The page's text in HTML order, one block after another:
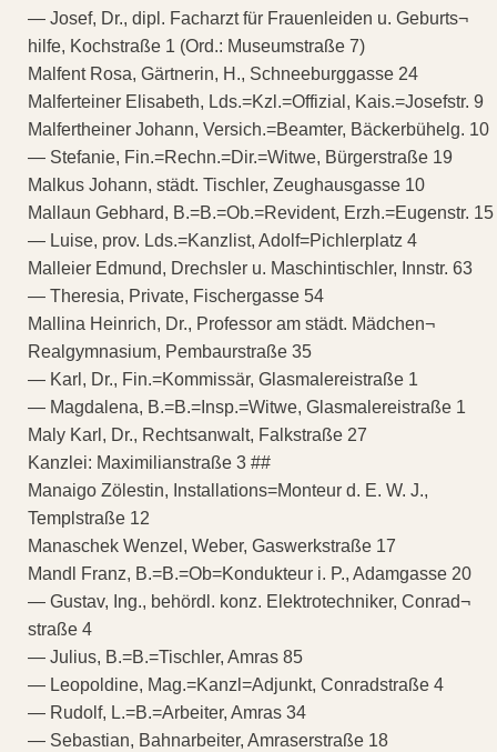
— Josef, Dr., dipl. Facharzt für Frauenleiden u. Geburts¬
hilfe, Kochstraße 1 (Ord.: Museumstraße 7)
Malfent Rosa, Gärtnerin, H., Schneeburggasse 24
Malferteiner Elisabeth, Lds.=Kzl.=Offizial, Kais.=Josefstr. 9
Malfertheiner Johann, Versich.=Beamter, Bäckerbühelg. 10
— Stefanie, Fin.=Rechn.=Dir.=Witwe, Bürgerstraße 19
Malkus Johann, städt. Tischler, Zeughausgasse 10
Mallaun Gebhard, B.=B.=Ob.=Revident, Erzh.=Eugenstr. 15
— Luise, prov. Lds.=Kanzlist, Adolf=Pichlerplatz 4
Malleier Edmund, Drechsler u. Maschintischler, Innstr. 63
— Theresia, Private, Fischergasse 54
Mallina Heinrich, Dr., Professor am städt. Mädchen¬
Realgymnasium, Pembaurstraße 35
— Karl, Dr., Fin.=Kommissär, Glasmalereistraße 1
— Magdalena, B.=B.=Insp.=Witwe, Glasmalereistraße 1
Maly Karl, Dr., Rechtsanwalt, Falkstraße 27
Kanzlei: Maximilianstraße 3 ##
Manaigo Zölestin, Installations=Monteur d. E. W. J.,
Templstraße 12
Manaschek Wenzel, Weber, Gaswerkstraße 17
Mandl Franz, B.=B.=Ob=Kondukteur i. P., Adamgasse 20
— Gustav, Ing., behördl. konz. Elektrotechniker, Conrad¬
straße 4
— Julius, B.=B.=Tischler, Amras 85
— Leopoldine, Mag.=Kanzl=Adjunkt, Conradstraße 4
— Rudolf, L.=B.=Arbeiter, Amras 34
— Sebastian, Bahnarbeiter, Amraserstraße 18